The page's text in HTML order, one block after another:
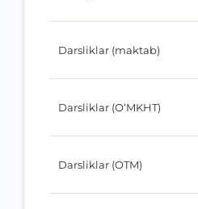
Darsliklar (maktab)
Darsliklar (O‘MKHT)
Darsliklar (OTM)